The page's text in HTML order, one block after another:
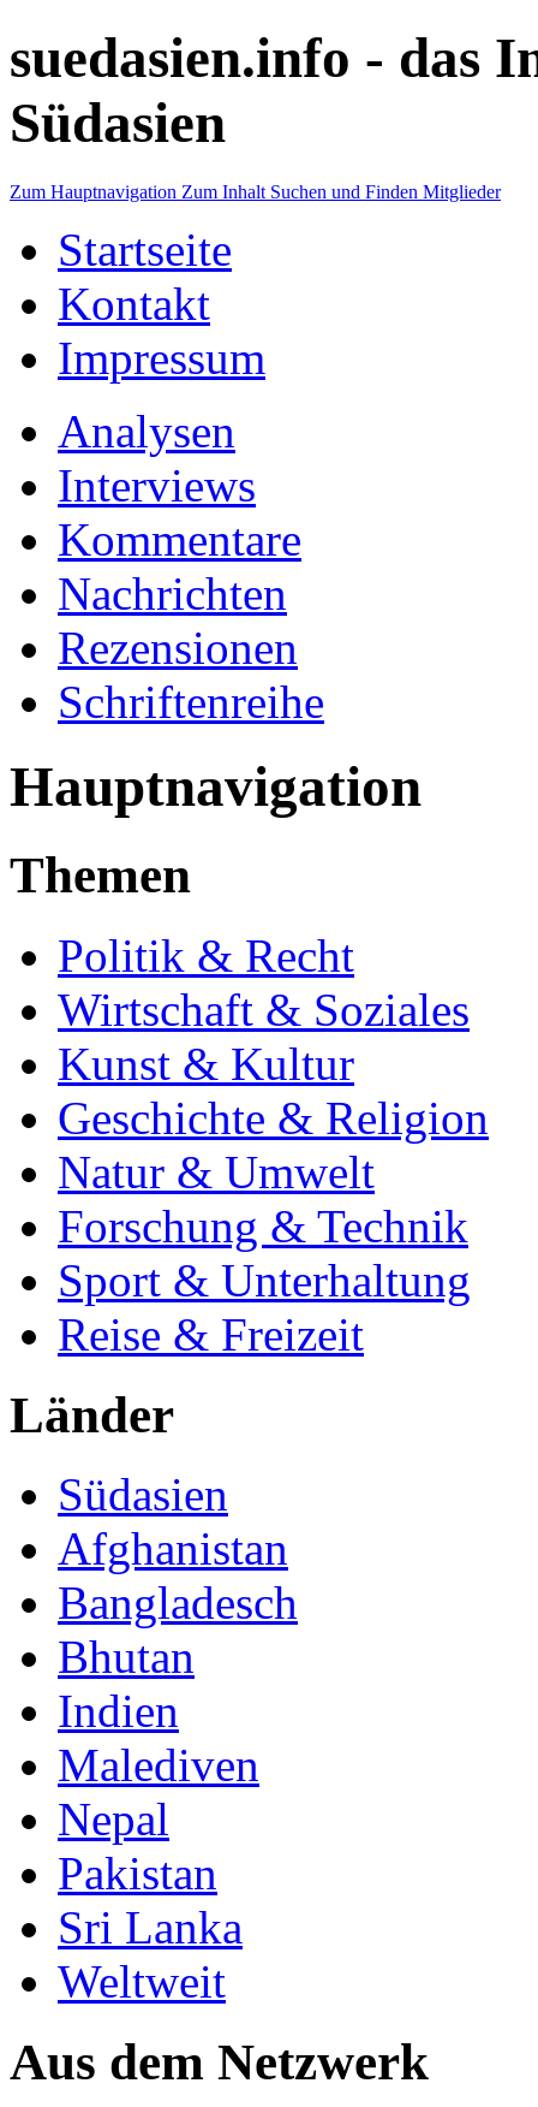
suedasien.info - das
Südasien
Zum Hauptnavigation Zum Inhalt Suchen und Finden Mitglieder
Startseite
Kontakt
Impressum
Analysen
Interviews
Kommentare
Nachrichten
Rezensionen
Schriftenreihe
Hauptnavigation
Themen
Politik & Recht
Wirtschaft & Soziales
Kunst & Kultur
Geschichte & Religion
Natur & Umwelt
Forschung & Technik
Sport & Unterhaltung
Reise & Freizeit
Länder
Südasien
Afghanistan
Bangladesch
Bhutan
Indien
Malediven
Nepal
Pakistan
Sri Lanka
Weltweit
Aus dem Netzwerk